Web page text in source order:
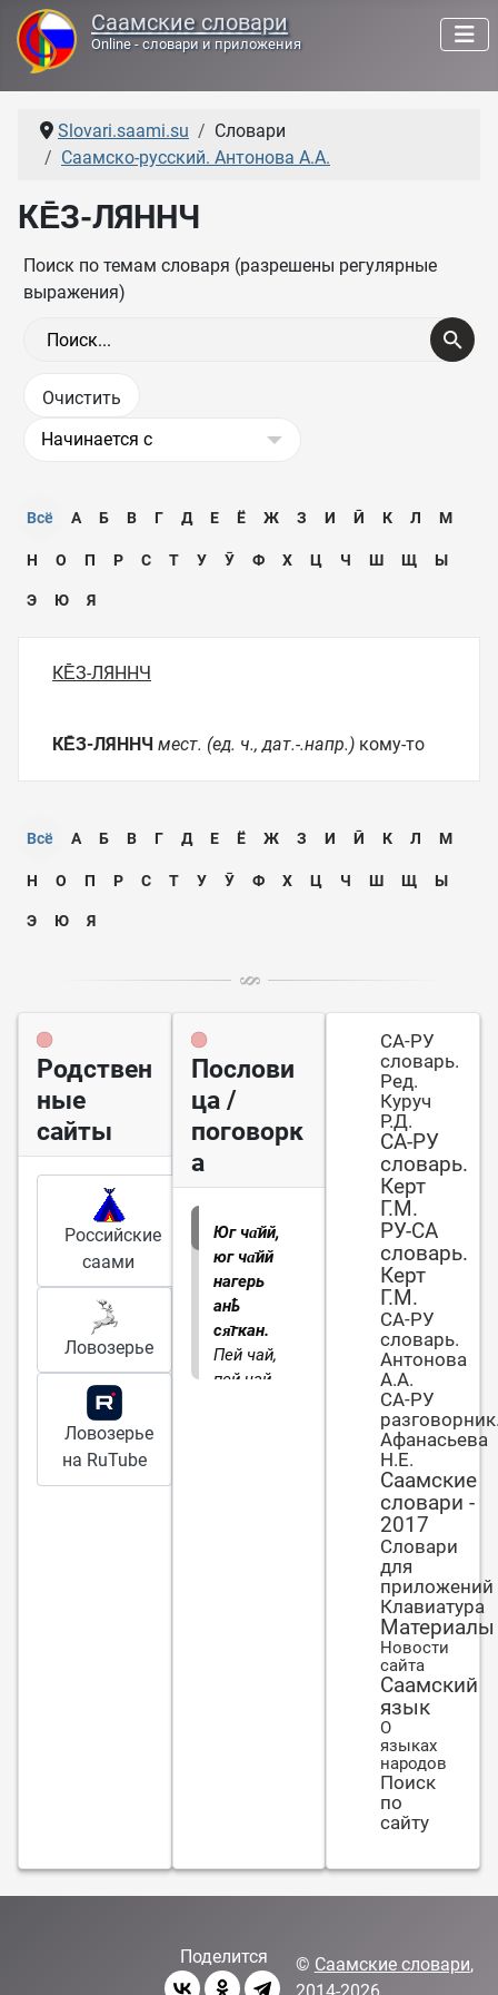
Саамские словари
Online - словари и приложения
Slovari.saami.su
Словари
Саамско-русский. Антонова А.А.
КЕ̄З-ЛЯННЧ
Поиск по темам словаря (разрешены регулярные
выражения)
Всё А Б В Г Д Е Ё Ж З И Ӣ К Л М
Н О П Р С Т У Ӯ Ф Х Ц Ч Ш Щ Ы
Э Ю Я
КЕ̄З-ЛЯННЧ
КЕ̄З-ЛЯННЧ мест. (ед. ч., дат.-.напр.) кому-то
Всё А Б В Г Д Е Ё Ж З И Ӣ К Л М
Н О П Р С Т У Ӯ Ф Х Ц Ч Ш Щ Ы
Э Ю Я
Родствен
ные
сайты
Российские
саами
Ловозерье
Ловозерье
на RuTube
Послови
ца /
поговорк
а
Юг ча̄йй,
юг ча̄йй
нагерь
анҍ
ся̄гкан.
Пей чай,
пей чай,
СА-РУ
словарь.
Ред.
Куруч
Р.Д.
СА-РУ
словарь.
Керт
Г.М.
РУ-СА
словарь.
Керт
Г.М.
СА-РУ
словарь.
Антонова
А.А.
СА-РУ
Афанасьева
Н.Е.
Саамские
словари -
2017
Словари
для
приложений
Клавиатура
Материалы
Новости
сайта
Саамский
язык
О
языках
народов
Поиск
по
сайту
Поделится © Саамские словари,